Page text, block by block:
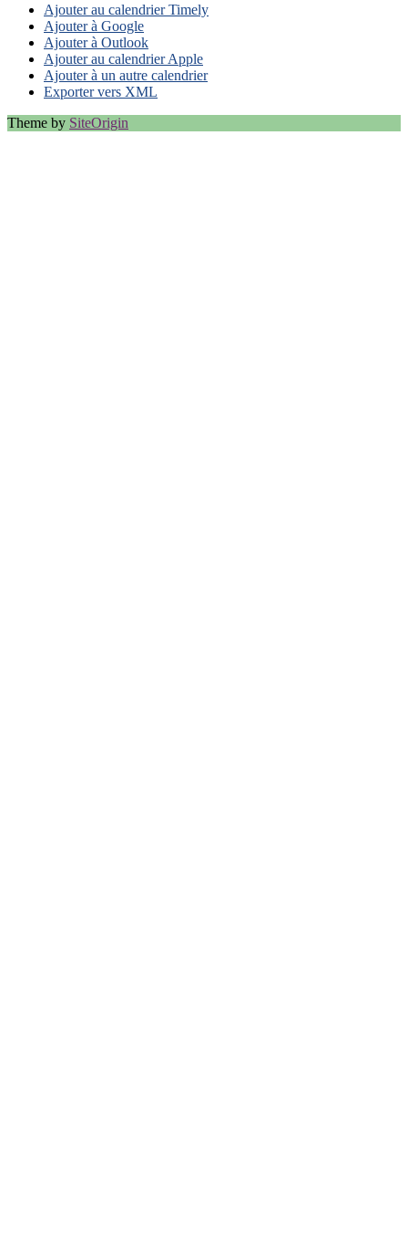
Ajouter au calendrier Timely
Ajouter à Google
Ajouter à Outlook
Ajouter au calendrier Apple
Ajouter à un autre calendrier
Exporter vers XML
Theme by SiteOrigin